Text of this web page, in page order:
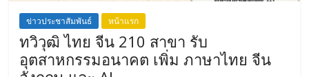
ข่าวประชาสัมพันธ์ หน้าแรก
ทวิวุฒิ ไทย จีน 210 สาขา รับ
อุตสาหกรรมอนาคต เพิ่ม ภาษาไทย จีน